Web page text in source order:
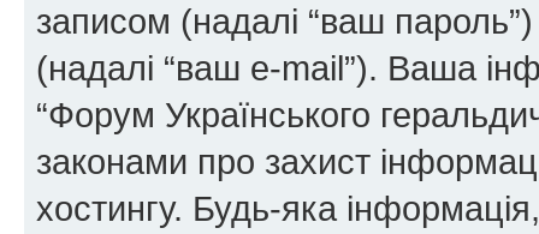
записом (надалі “ваш
(надалі “ваш e-mail”). Ваша
“Форум Українського
законами про захист
хостингу. Будь-яка